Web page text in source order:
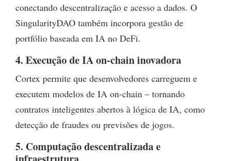
conectando descentralização e acesso a dados. O
SingularityDAO também incorpora gestão de
portfólio baseada em IA no DeFi.
4. Execução de IA on-chain inovadora
Cortex permite que desenvolvedores carreguem e
executem modelos de IA on-chain – tornando
contratos inteligentes abertos à lógica de IA, como
detecção de fraudes ou previsões de jogos.
5. Computação descentralizada e